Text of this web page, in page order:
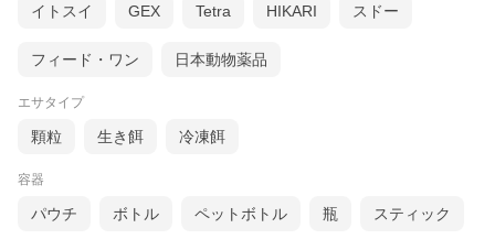
イトスイ GEX Tetra HIKARI スドー
フィード・ワン 日本動物薬品
エサタイプ
顆粒 生き餌 冷凍餌
容器
パウチ ボトル ペットボトル 瓶 スティック